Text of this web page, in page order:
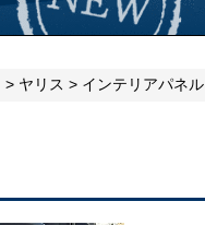
> ヤリス > インテリアパネル